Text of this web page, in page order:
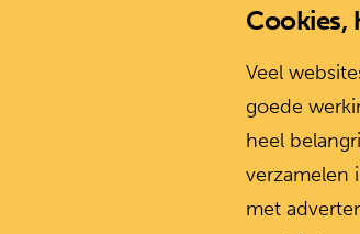
Cookies,
Veel
goede
heel
verzamelen
met